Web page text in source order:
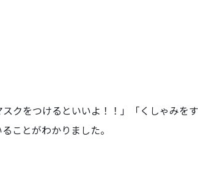
クをつけるといいよ！！」「くしゃみをす
ことがわかりました。